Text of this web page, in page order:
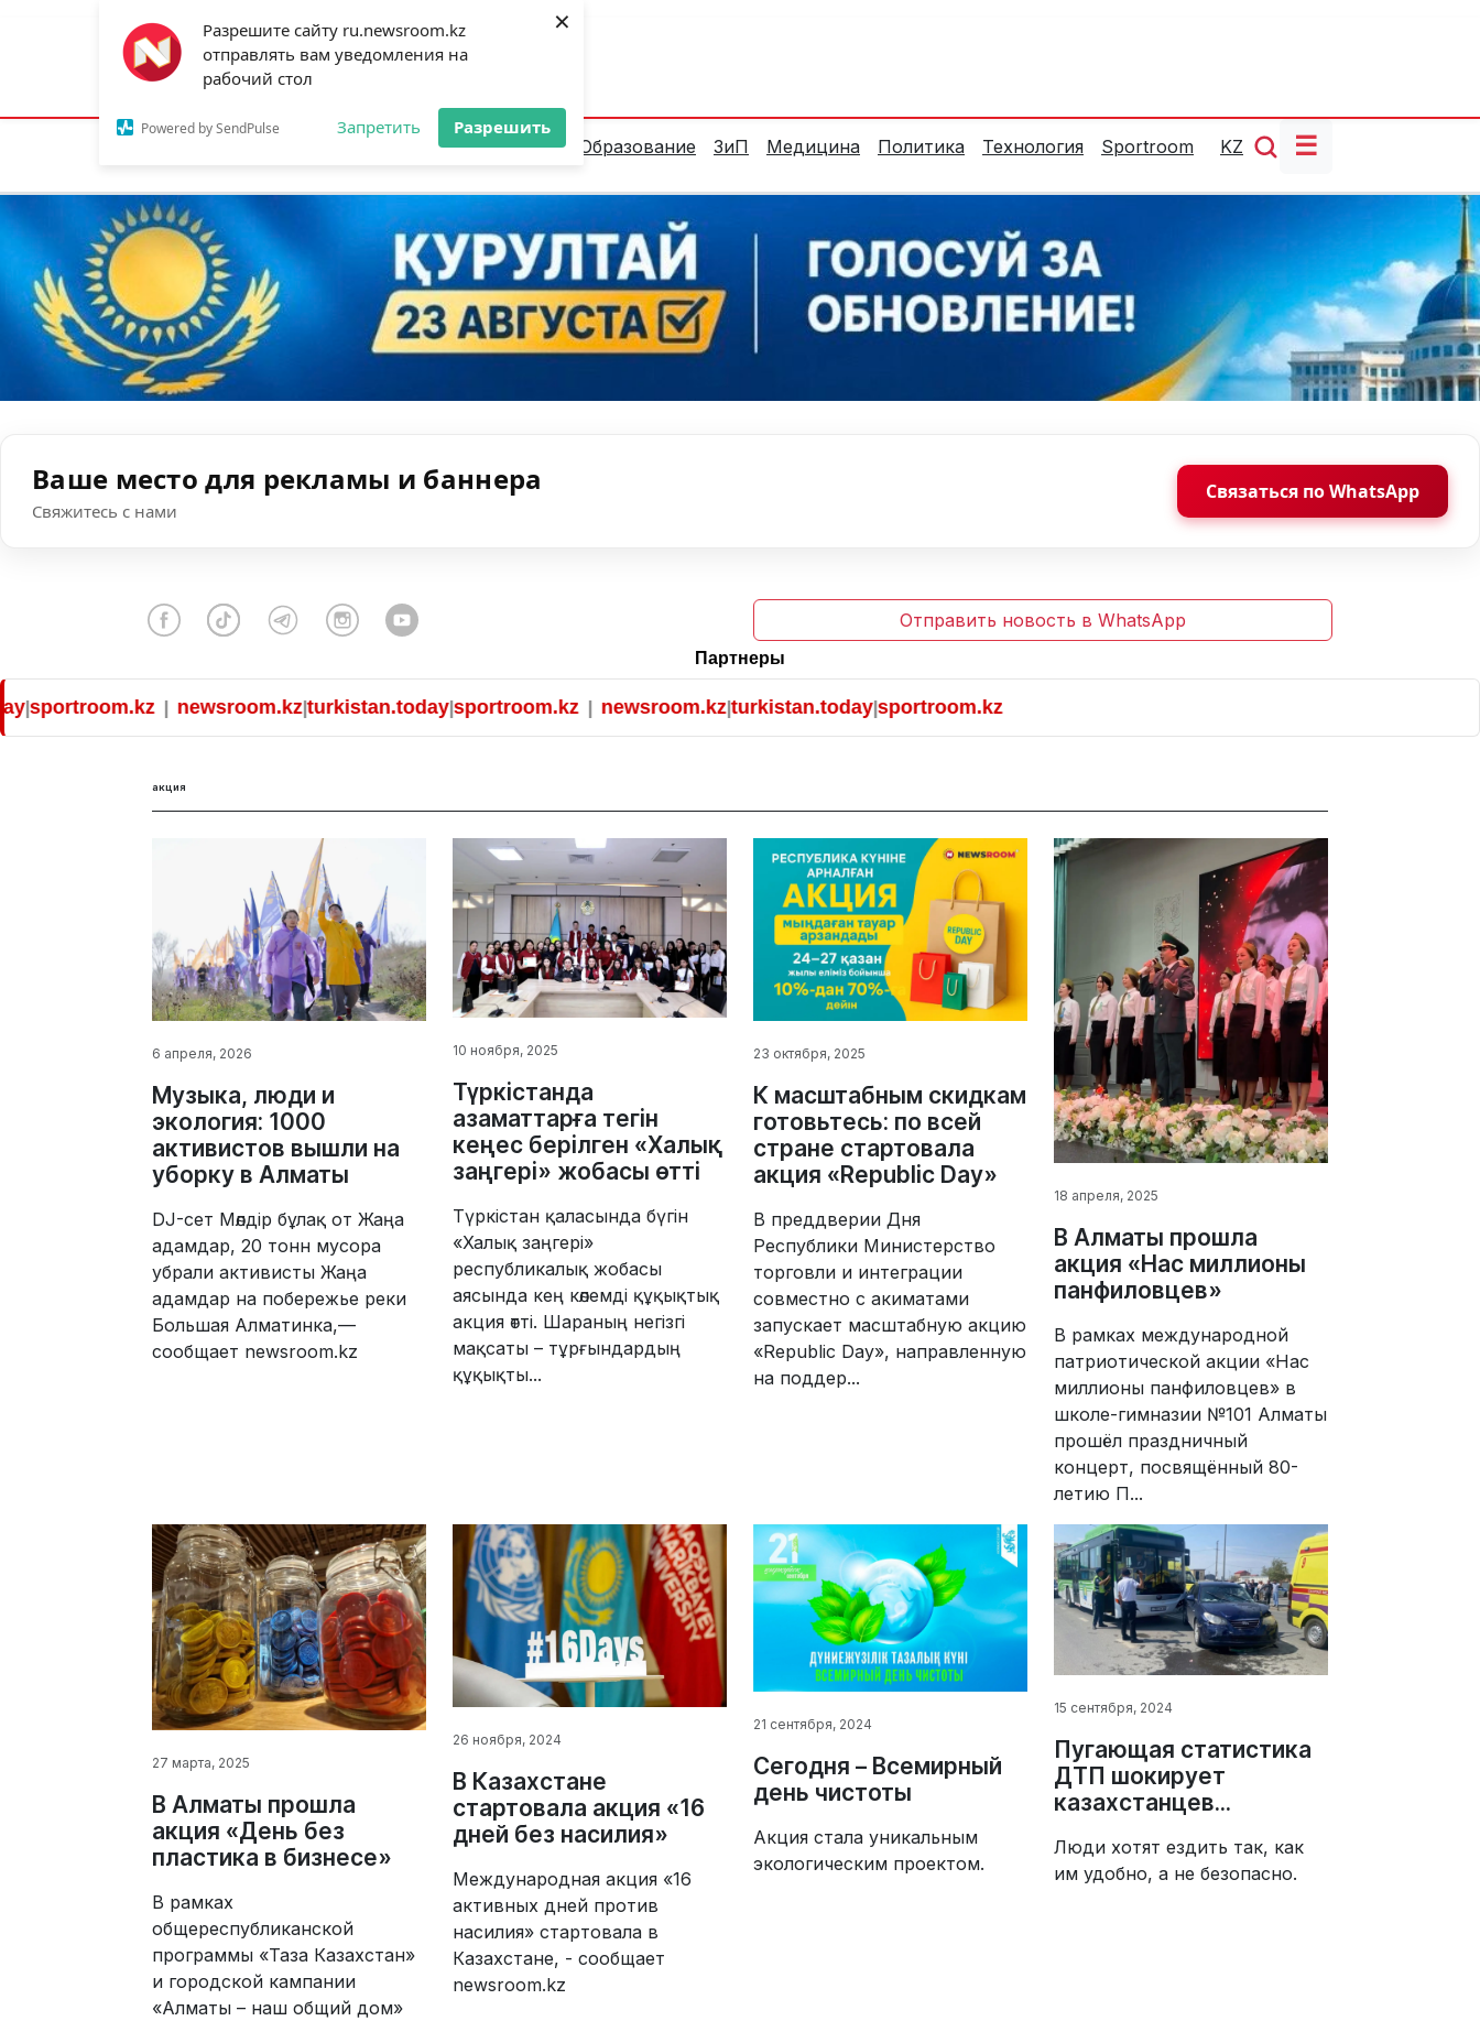
Разрешите сайту ru.newsroom.kz
отправлять вам уведомления на
рабочий стол
Powered by SendPulse Запретить Разрешить
×
Астана:24°C Алматы:33°C Шымкент:
Новости Аналитика Образование ЗиП Медицина Политика Технология Sportroom KZ ☰
Ваше место для рекламы и баннера
Свяжитесь с нами
Связаться по WhatsApp
Отправить новость в WhatsApp
Партнеры
|newsroom.kz|turkistan.today|sportroom.kz|newsroom.kz|turkistan.today|sportroom.kz
акция
6 апреля, 2026
Музыка, люди и
экология: 1000
активистов вышли на
уборку в Алматы
DJ-сет Мөлдір бұлақ от Жаңа
адамдар, 20 тонн мусора
убрали активисты Жаңа
адамдар на побережье реки
Большая Алматинка,—
сообщает newsroom.kz
10 ноября, 2025
Түркістанда
азаматтарға тегін
кеңес берілген «Халық
заңгері» жобасы өтті
Түркістан қаласында бүгін
«Халық заңгері»
республикалық жобасы
аясында кең көлемді құқықтық
акция өтті. Шараның негізгі
мақсаты – тұрғындардың
құқықты...
23 октября, 2025
К масштабным скидкам
готовьтесь: по всей
стране стартовала
акция «Republic Day»
В преддверии Дня
Республики Министерство
торговли и интеграции
совместно с акиматами
запускает масштабную акцию
«Republic Day», направленную
на поддер...
18 апреля, 2025
В Алматы прошла
акция «Нас миллионы
панфиловцев»
В рамках международной
патриотической акции «Нас
миллионы панфиловцев» в
школе-гимназии №101 Алматы
прошёл праздничный
концерт, посвящённый 80-
летию П...
27 марта, 2025
В Алматы прошла
акция «День без
пластика в бизнесе»
В рамках
общереспубликанской
программы «Таза Казахстан»
и городской кампании
«Алматы – наш общий дом»
26 ноября, 2024
В Казахстане
стартовала акция «16
дней без насилия»
Международная акция «16
активных дней против
насилия» стартовала в
Казахстане, - сообщает
newsroom.kz
21 сентября, 2024
Сегодня – Всемирный
день чистоты
Акция стала уникальным
экологическим проектом.
15 сентября, 2024
Пугающая статистика
ДТП шокирует
казахстанцев...
Люди хотят ездить так, как
им удобно, а не безопасно.